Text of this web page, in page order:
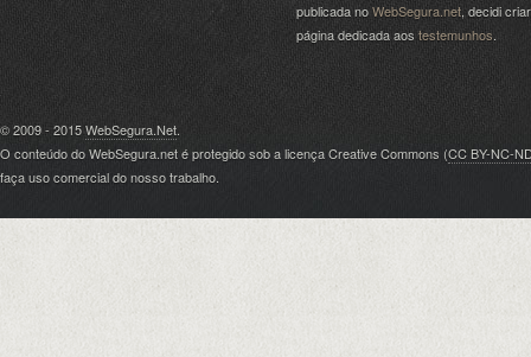
publicada noWebSegura.net , decidi
página dedicada aos testemunhos
© 2009 - 2015WebSegura.Net.
O conteúdo do WebSegura.net é protegido sob a licença Creative Commons (CC BY-NC-
faça uso comercial do nosso trabalho.